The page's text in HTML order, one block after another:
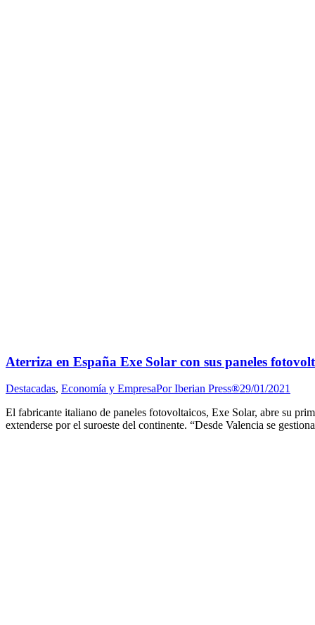
Aterriza en España Exe Solar con sus paneles
Destacadas, Economía y EmpresaPorIberian Press®29/01/2021
El fabricante italiano de paneles fotovoltaicos, Exe Solar, abre su
extenderse por el suroeste del continente. “Desde Valencia se